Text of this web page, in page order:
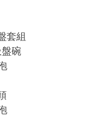
套組
碗